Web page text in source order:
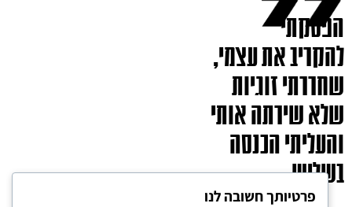
הפסקתי
להקריב את עצמי,
שחררתי זוגיות
שלא שירתה אותי
והעליתי הכנסה
בשליש
פרטיותך חשובה לנו